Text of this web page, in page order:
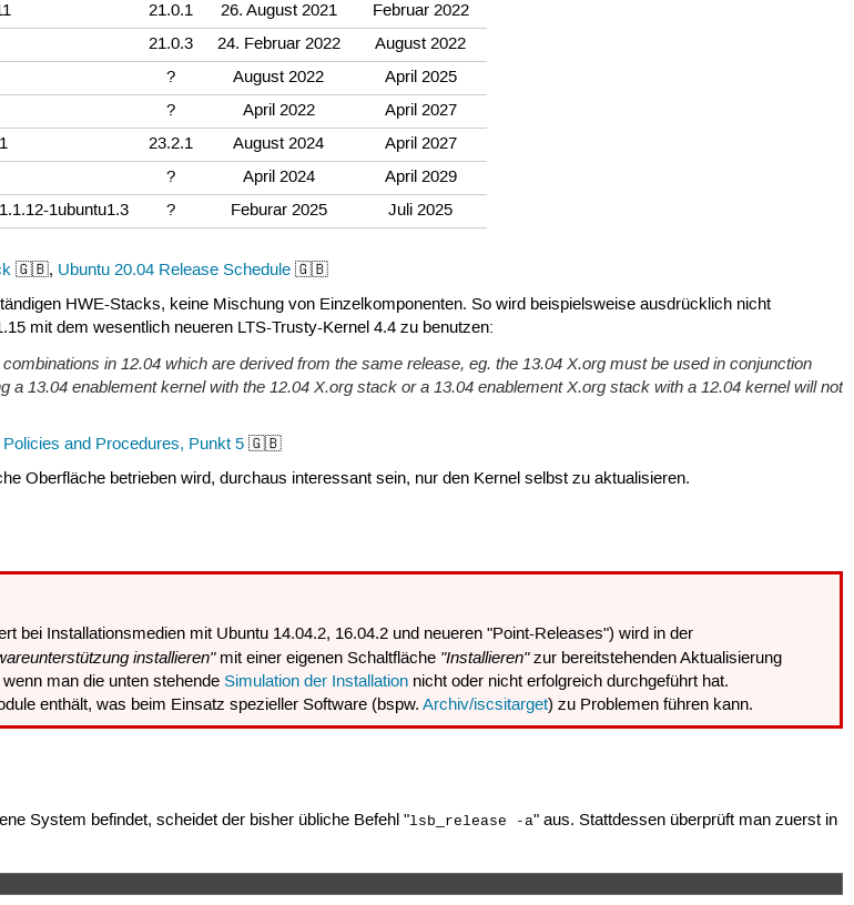
21.0.1 26. August 2021
Februar 2022
21.0.3 24. Februar 2022
August 2022
? August 2022
April 2025
? April 2022
April 2027
23.2.1 August 2024
April 2027
? April 2024
April 2029
1ubuntu1.3 ? Feburar 2025 Juli 2025
🇬🇧, Ubuntu 20.04 Release Schedule 🇬🇧
HWE-Stacks, keine Mischung von Einzelkomponenten. So wird beispielsweise ausdrücklich nicht
mit dem wesentlich neueren LTS-Trusty-Kernel 4.4 zu benutzen:
in 12.04 which are derived from the same release, eg. the 13.04 X.org must be used in conjunction
a 13.04 enablement kernel with the 12.04 X.org stack or a 13.04 enablement X.org stack with a 12.04 kernel will not
and Procedures, Punkt 5 🇬🇧
Oberfläche betrieben wird, durchaus interessant sein, nur den Kernel selbst zu aktualisieren.
bei Installationsmedien mit Ubuntu 14.04.2, 16.04.2 und neueren "Point-Releases") wird in der
installieren"mit einer eigenen Schaltfläche "Installieren"zur bereitstehenden Aktualisierung
man die unten stehendeSimulation der Installation nicht oder nicht erfolgreich durchgeführt hat.
enthält, was beim Einsatz spezieller Software (bspw.Archiv/iscsitarget) zu Problemen führen kann.
System befindet, scheidet der bisher übliche Befehl "lsb_release -a" aus. Stattdessen überprüft man zuerst in